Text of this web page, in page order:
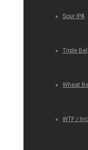
Sour IPA
Triple
Wheat
WTF /